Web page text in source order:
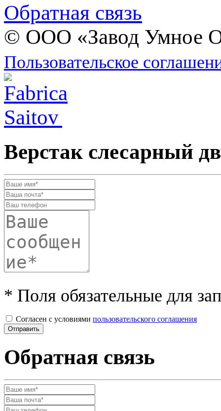
Обратная связь
© ООО «Завод Умное
Пользовательское
Верстак слесарный
* Поля обязательные для
Согласен с условиями пользовательского соглашения
Обратная связь